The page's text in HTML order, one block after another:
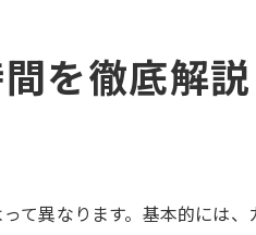
カラー初心者が注意したいポイ
を徹底解説
て異なります。基本的には